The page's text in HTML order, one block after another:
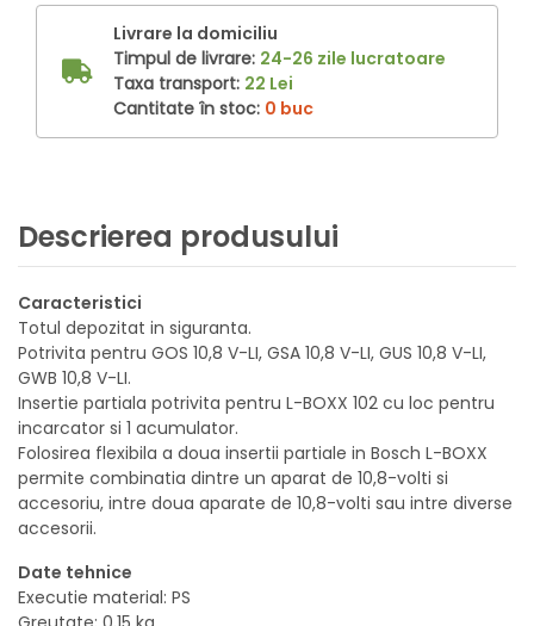
Livrare la domiciliu
Timpul de livrare: 24-26 zile lucratoare
Taxa transport: 22 Lei
Cantitate în stoc: 0 buc
Descrierea produsului
Caracteristici
Totul depozitat in siguranta.
Potrivita pentru GOS 10,8 V-LI, GSA 10,8 V-LI, GUS 10,8 V-LI,
GWB 10,8 V-LI.
Insertie partiala potrivita pentru L-BOXX 102 cu loc pentru
incarcator si 1 acumulator.
Folosirea flexibila a doua insertii partiale in Bosch L-BOXX
permite combinatia dintre un aparat de 10,8-volti si
accesoriu, intre doua aparate de 10,8-volti sau intre diverse
accesorii.
Date tehnice
Executie material: PS